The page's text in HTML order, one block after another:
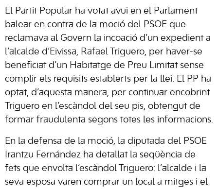
El Partit Popular ha votat avui en el Parlament
balear en contra de la moció del PSOE que
reclamava al Govern la incoació d’un expedient a
l’alcalde d’Eivissa, Rafael Triguero, per haver-se
beneficiat d’un Habitatge de Preu Limitat sense
complir els requisits establerts per la llei. El PP ha
optat, d’aquesta manera, per continuar encobrint
Triguero en l’escàndol del seu pis, obtengut de
formar fraudulenta segons totes les informacions.
En la defensa de la moció, la diputada del PSOE
Irantzu Fernández ha detallat la seqüència de
fets que envolta l’escàndol Triguero: l’alcalde i la
seva esposa varen comprar un local a mitges i el